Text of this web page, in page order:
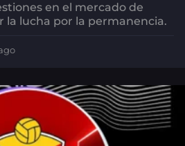
en el mercado de
la lucha por la permanencia.
a
a
g
o